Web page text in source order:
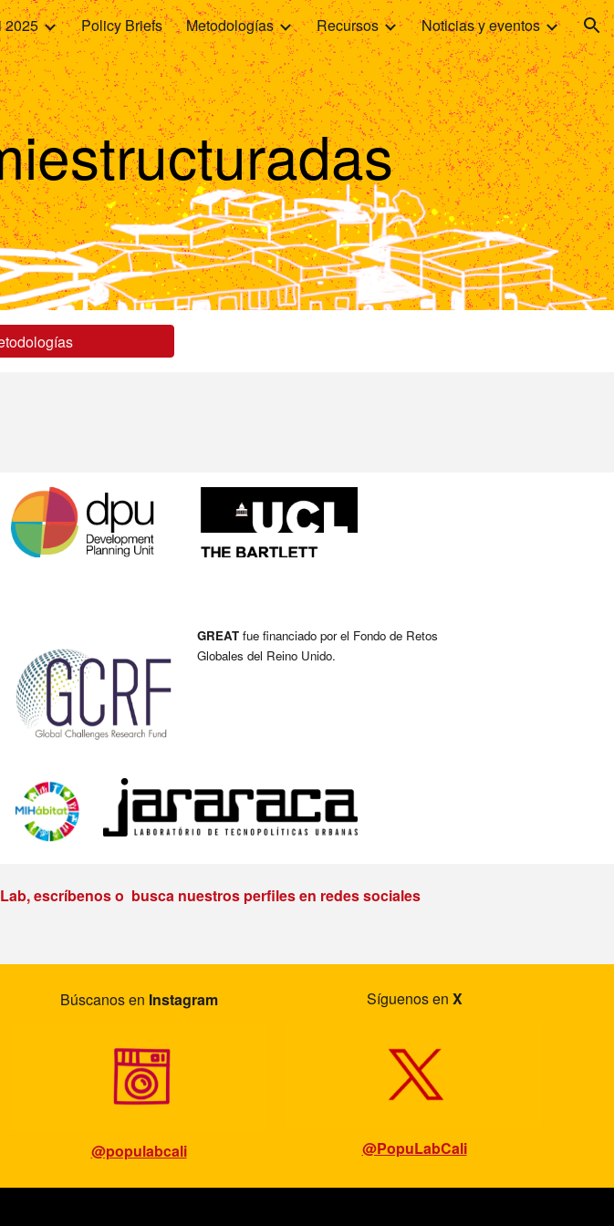
Skip to navigation
2025 Policy Briefs Metodologías Recursos Noticias y eventos
GREAT fuefinanciado por el Fondo de Retos
Globales del Reino Unido.
escríbenos o busca nuestros perfiles en redes sociales
Búscanos en Instagram
@populabcali
Síguenos en X
@PopuLabCali